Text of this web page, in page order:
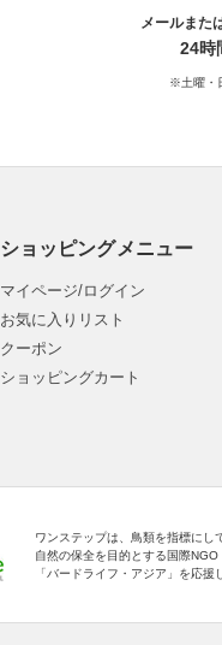
メールまた
24時
※土曜・
ショッピングメニュー
マイページ/ログイン
お気に入りリスト
クーポン
ショッピングカート
ワンステップは、鳥類を指標にし
自然の保全を目的とする国際NGO
「バードライフ・アジア」を応援